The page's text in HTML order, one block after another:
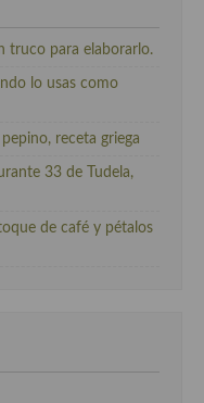
truco para elaborarlo.
lo usas como
receta griega
33 de Tudela,
de café y pétalos